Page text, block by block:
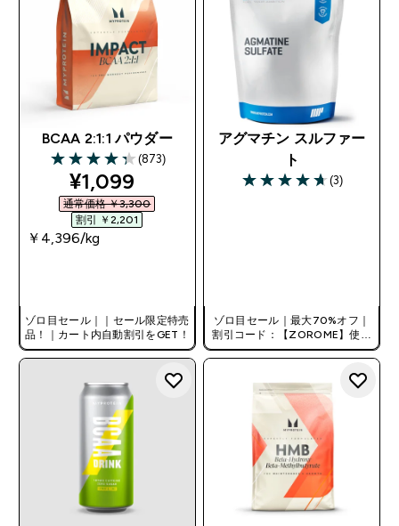
BCAA 2:1:1 パウダー
4.33 out of 5 stars
(873)
discounted price
¥1,099‎
通常価格 ￥3,300‎
割引 ￥2,201‎
￥4,396‎/kg
ゾロ目セール｜｜セール限定特売
品！｜カート内自動割引をGET！
アグマチン スルファー
ト
4.67 out of 5 stars
(3)
ゾロ目セール｜最大70%オフ｜
割引コード：【ZOROME】使用
で追加10%オフ！